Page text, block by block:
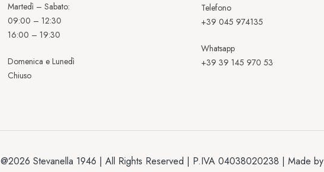
Martedì – Sabato:
09:00 – 12:30
16:00 – 19:30
Domenica e Lunedì
Chiuso
Telefono
+39 045 974135
Whatsapp
+39 39 145 970 53
@2026 Stevanella 1946 | All Rights Reserved | P.IVA 04038020238 | Made by